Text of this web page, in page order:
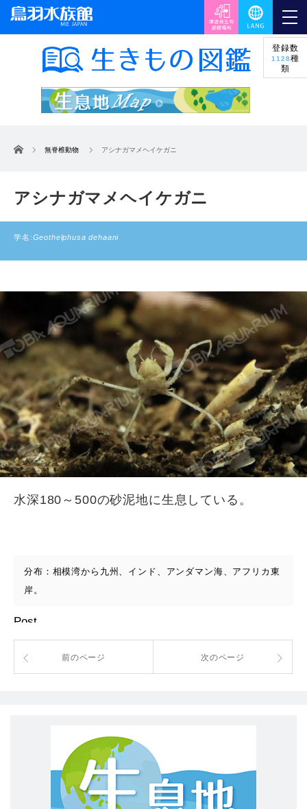
登録数
1128種
類
ホーム 無脊椎動物 アシナガマメヘイケガニ
アシナガマメヘイケガニ
学名:Geothelphusa dehaani
水深180～500の砂泥地に生息している。
分布：相模湾から九州、インド、アンダマン海、アフリカ東
岸。
Post
前のページ 次のページ